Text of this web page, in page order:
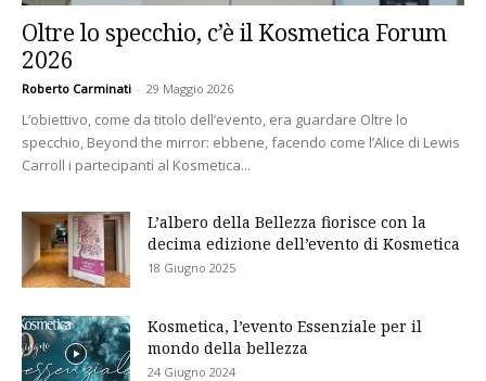
Oltre lo specchio, c’è il Kosmetica Forum
2026
Roberto Carminati - 29 Maggio 2026
L’obiettivo, come da titolo dell’evento, era guardare Oltre lo
specchio, Beyond the mirror: ebbene, facendo come l’Alice di Lewis
Carroll i partecipanti al Kosmetica...
L’albero della Bellezza fiorisce con la
decima edizione dell’evento di Kosmetica
18 Giugno 2025
Kosmetica, l’evento Essenziale per il
mondo della bellezza
24 Giugno 2024